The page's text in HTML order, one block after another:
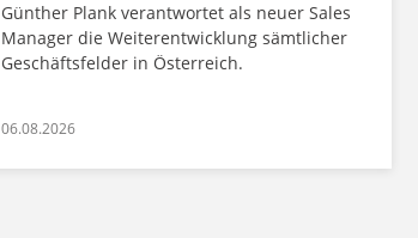
Günther Plank verantwortet als neuer Sales
Manager die Weiterentwicklung sämtlicher
Geschäftsfelder in Österreich.
06.08.2026